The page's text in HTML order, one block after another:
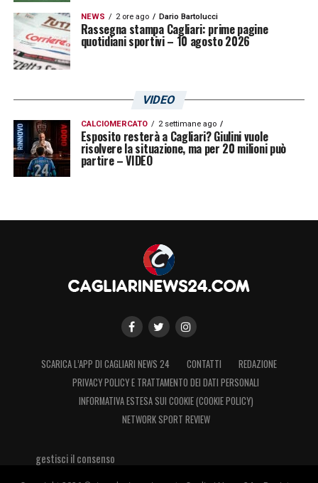
NEWS 2 ore ago Dario Bartolucci
Rassegna stampa Cagliari: prime pagine
quotidiani sportivi – 10 agosto 2026
VIDEO
CALCIOMERCATO 2 settimane ago
Esposito resterà a Cagliari? Giulini vuole
risolvere la situazione, ma per 20 milioni può
partire – VIDEO
SCARICA L’APP DI CAGLIARI NEWS 24 CONTATTI
REDAZIONE
PRIVACY POLICY E TRATTAMENTO DEI DATI PERSONALI
INFORMATIVA ESTESA SUI COOKIE (COOKIE POLICY)
NETWORK SPORT REVIEW
gestisci il consenso